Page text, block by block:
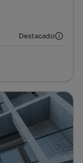
Destacado